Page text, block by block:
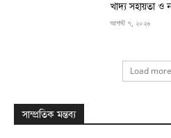
খাদ্য সহায়তা ও
আগস্ট ৭, ২০২৬
Load more
সাম্প্রতিক মন্তব্য